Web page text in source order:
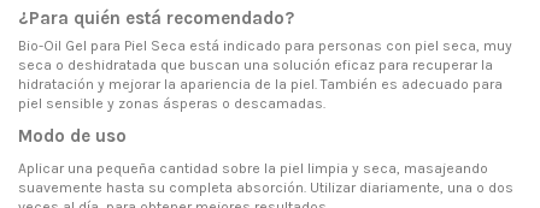
¿Para quién está recomendado?
Bio-Oil Gel para Piel Seca está indicado para personas con piel seca, muy
seca o deshidratada que buscan una solución eficaz para recuperar la
hidratación y mejorar la apariencia de la piel. También es adecuado para
piel sensible y zonas ásperas o descamadas.
Modo de uso
Aplicar una pequeña cantidad sobre la piel limpia y seca, masajeando
suavemente hasta su completa absorción. Utilizar diariamente, una o dos